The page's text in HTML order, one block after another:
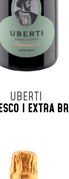
UBERTI
I EXTRA